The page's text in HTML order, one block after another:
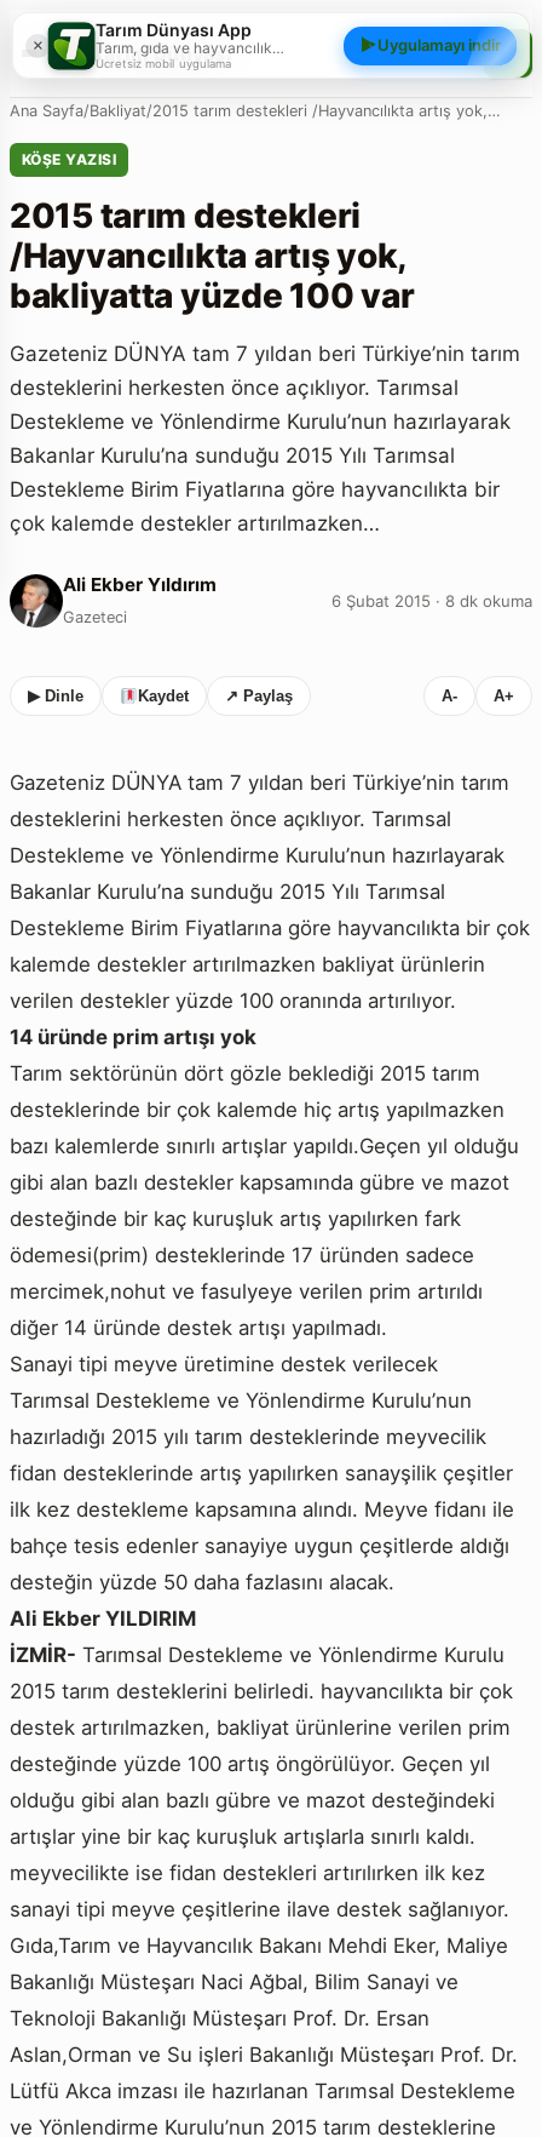
Tarım Dünyası
Ana Sayfa/Bakliyat/2015 tarım destekleri /Hayvancılıkta artış yok,…
KÖŞE YAZISI
2015 tarım destekleri
/Hayvancılıkta artış yok,
bakliyatta yüzde 100 var
Gazeteniz DÜNYA tam 7 yıldan beri Türkiye’nin tarım
desteklerini herkesten önce açıklıyor. Tarımsal
Destekleme ve Yönlendirme Kurulu’nun hazırlayarak
Bakanlar Kurulu’na sunduğu 2015 Yılı Tarımsal
Destekleme Birim Fiyatlarına göre hayvancılıkta bir
çok kalemde destekler artırılmazken…
Ali Ekber Yıldırım
Gazeteci
6 Şubat 2015 · 8 dk okuma
▶ Dinle Kaydet ↗ Paylaş A- A+
Gazeteniz DÜNYA tam 7 yıldan beri Türkiye’nin tarım
desteklerini herkesten önce açıklıyor. Tarımsal
Destekleme ve Yönlendirme Kurulu’nun hazırlayarak
Bakanlar Kurulu’na sunduğu 2015 Yılı Tarımsal
Destekleme Birim Fiyatlarına göre hayvancılıkta bir çok
kalemde destekler artırılmazken bakliyat ürünlerin
verilen destekler yüzde 100 oranında artırılıyor.
14 üründe prim artışı yok
Tarım sektörünün dört gözle beklediği 2015 tarım
desteklerinde bir çok kalemde hiç artış yapılmazken
bazı kalemlerde sınırlı artışlar yapıldı.Geçen yıl olduğu
gibi alan bazlı destekler kapsamında gübre ve mazot
desteğinde bir kaç kuruşluk artış yapılırken fark
ödemesi(prim) desteklerinde 17 üründen sadece
mercimek,nohut ve fasulyeye verilen prim artırıldı
diğer 14 üründe destek artışı yapılmadı.
Sanayi tipi meyve üretimine destek verilecek
Tarımsal Destekleme ve Yönlendirme Kurulu’nun
hazırladığı 2015 yılı tarım desteklerinde meyvecilik
fidan desteklerinde artış yapılırken sanayşilik çeşitler
ilk kez destekleme kapsamına alındı. Meyve fidanı ile
bahçe tesis edenler sanayiye uygun çeşitlerde aldığı
desteğin yüzde 50 daha fazlasını alacak.
Ali Ekber YILDIRIM
İZMİR- Tarımsal Destekleme ve Yönlendirme Kurulu
2015 tarım desteklerini belirledi. hayvancılıkta bir çok
destek artırılmazken, bakliyat ürünlerine verilen prim
desteğinde yüzde 100 artış öngörülüyor. Geçen yıl
olduğu gibi alan bazlı gübre ve mazot desteğindeki
artışlar yine bir kaç kuruşluk artışlarla sınırlı kaldı.
meyvecilikte ise fidan destekleri artırılırken ilk kez
sanayi tipi meyve çeşitlerine ilave destek sağlanıyor.
Gıda,Tarım ve Hayvancılık Bakanı Mehdi Eker, Maliye
Bakanlığı Müsteşarı Naci Ağbal, Bilim Sanayi ve
Teknoloji Bakanlığı Müsteşarı Prof. Dr. Ersan
Aslan,Orman ve Su işleri Bakanlığı Müsteşarı Prof. Dr.
Lütfü Akca imzası ile hazırlanan Tarımsal Destekleme
ve Yönlendirme Kurulu’nun 2015 tarım desteklerine
×
Tarım Dünyası App
Tarım, gıda ve hayvancılık
gündemini; haberler, yazılar, videolar
ve piyasa verileriyle cebinizden
takip edin.
Ücretsiz mobil uygulama
Uygulamayı indir